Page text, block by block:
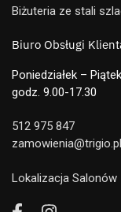
Biżuteria ze stali
Biuro Obsługi
Poniedziałek – Piątek
godz. 9.00-17.30
512 975 847
zamowienia@trigio.pl
Lokalizacja Salonów